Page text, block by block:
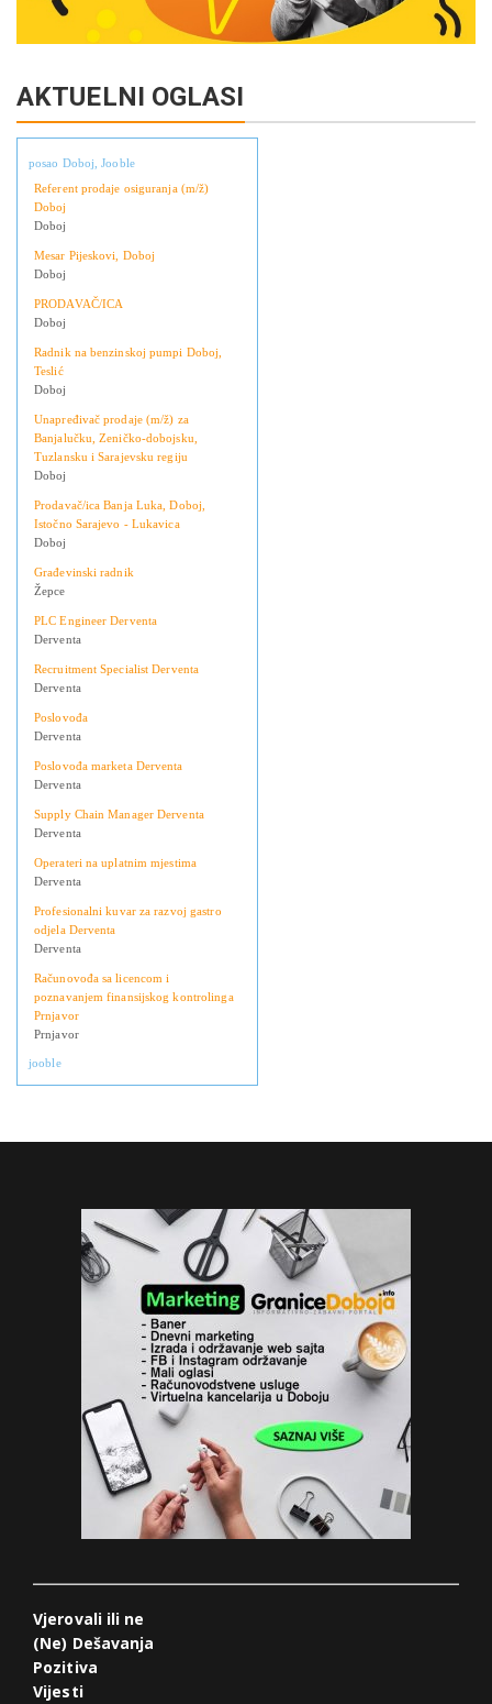
AKTUELNI OGLASI
posao Doboj, Jooble
Referent prodaje osiguranja (m/ž)
Doboj
Doboj
Mesar Pijeskovi, Doboj
Doboj
PRODAVAČ/ICA
Doboj
Radnik na benzinskoj pumpi Doboj,
Teslić
Doboj
Unapređivač prodaje (m/ž) za
Banjalučku, Zeničko-dobojsku,
Tuzlansku i Sarajevsku regiju
Doboj
Prodavač/ica Banja Luka, Doboj,
Istočno Sarajevo - Lukavica
Doboj
Građevinski radnik
Žepce
PLC Engineer Derventa
Derventa
Recruitment Specialist Derventa
Derventa
Poslovođa
Derventa
Poslovođa marketa Derventa
Derventa
Supply Chain Manager Derventa
Derventa
Operateri na uplatnim mjestima
Derventa
Profesionalni kuvar za razvoj gastro
odjela Derventa
Derventa
Računovođa sa licencom i
poznavanjem finansijskog kontrolinga
Prnjavor
Prnjavor
jooble
Vjerovali ili ne
(Ne) Dešavanja
Pozitiva
Vijesti